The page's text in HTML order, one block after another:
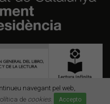
navegant pel web,
de cookies. Accepto